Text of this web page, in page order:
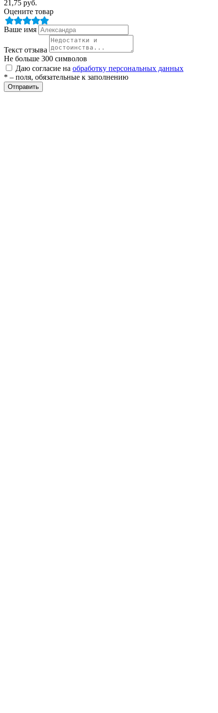
21,75 руб.
Оцените товар
Ваше имя
Текст отзыва
Не больше 300 символов
Даю согласие на обработку персональных данных
* – поля, обязательные к заполнению
Отправить